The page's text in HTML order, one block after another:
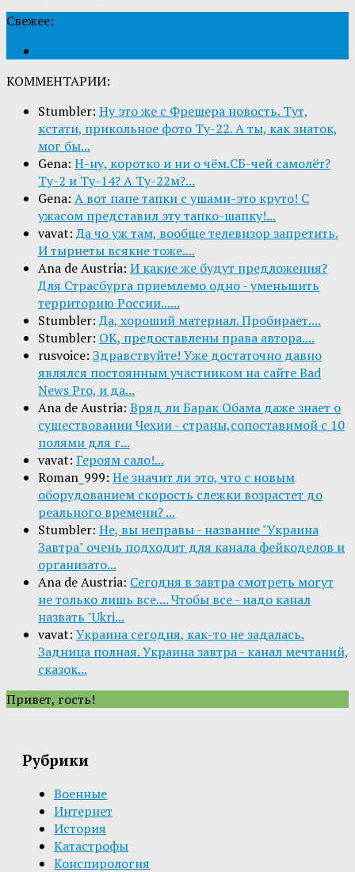
Свежее:
КОММЕНТАРИИ:
Stumbler: Ну это же с Фрешера новость. Тут,
кстати, прикольное фото Ту-22. А ты, как знаток,
мог бы...
Gena: Н-ну, коротко и ни о чём.СБ-чей самолёт?
Ту-2 и Ту-14? А Ту-22м?...
Gena: А вот папе тапки с ушами-это круто! С
ужасом представил эту тапко-шапку!...
vavat:Да чо уж там, вообще телевизор запретить.
И тырнеты всякие тоже....
Ana de Austria: И какие же будут предложения?
Для Страсбурга приемлемо одно - уменьшить
территорию России......
Stumbler:Да, хороший материал. Пробирает....
Stumbler: ОК, предоставлены права автора....
rusvoice: Здравствуйте! Уже достаточно давно
являлся постоянным участником на сайте Bad
News Pro, и да...
Ana de Austria: Вряд ли Барак Обама даже знает о
существовании Чехии - страны,сопоставимой с 10
полями для г...
vavat: Героям сало!...
Roman_999: Не значит ли это, что с новым
оборудованием скорость слежки возрастет до
реального времени? ...
Stumbler: Не, вы неправы - название "Украина
Завтра" очень подходит для канала фейкоделов и
организато...
Ana de Austria: Сегодня в завтра смотреть могут
не только лишь все.... Чтобы все - надо канал
назвать "Ukri...
vavat: Украина сегодня, как-то не задалась.
Задница полная. Украина завтра - канал мечтаний,
сказок...
Привет, гость!
Рубрики
Военные
Интернет
История
Катастрофы
Конспирология